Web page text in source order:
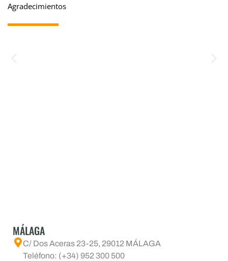
Agradecimientos
MÁLAGA
C/ Dos Aceras 23-25, 29012 MÁLAGA
Teléfono: (+34) 952 300 500